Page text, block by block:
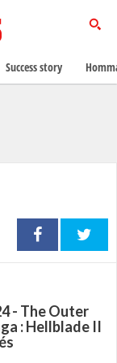
- The Outer
: Hellblade II
Success story